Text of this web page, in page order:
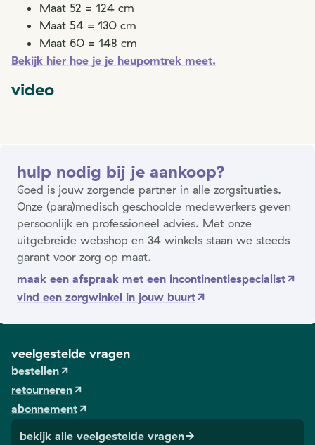
Maat 52 = 124 cm
Maat 54 = 130 cm
Maat 60 = 148 cm
Bekijk hier hoe je je heupomtrek meet.
video
hulp nodig bij je aankoop?
Goed is jouw zorgende partner in alle zorgsituaties.
Onze (para)medisch geschoolde medewerkers geven
persoonlijk en professioneel advies. Met onze
uitgebreide webshop en 34 winkels staan we steeds
garant voor zorg op maat.
maak een afspraak met een incontinentiespecialist
vind een zorgwinkel in jouw buurt
veelgestelde vragen
bestellen
retourneren
abonnement
bekijk alle veelgestelde vragen